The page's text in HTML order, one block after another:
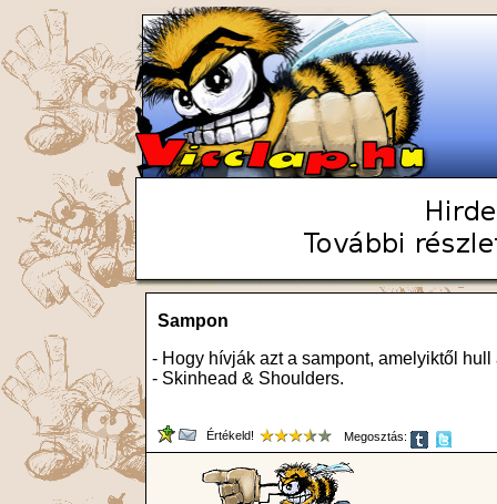
Sampon
- Hogy hívják azt a sampont, amelyiktől hull
- Skinhead & Shoulders.
Értékeld! Megosztás: